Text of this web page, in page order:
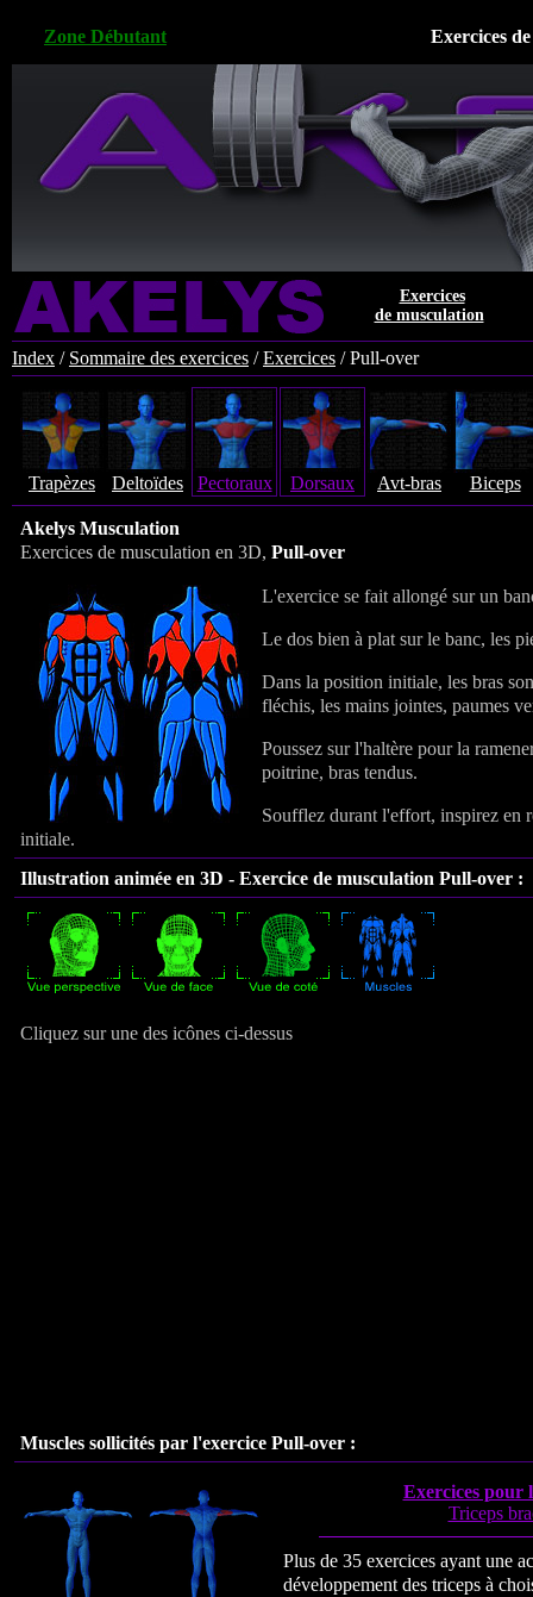
Zone Débutant Exercices
Exercices
de musculation
Index / Sommaire des exercices /Exercices /Pull-over
Trapèzes Deltoïdes Pectoraux Dorsaux Avt-bras Biceps
Akelys Musculation
Exercices de musculation en 3D, Pull-over
L'exercice se fait allongé sur un
Le dos bien à plat sur le banc, les
Dans la position initiale, les bras
fléchis, les mains jointes, paumes
Poussez sur l'haltère pour la
poitrine, bras tendus.
Soufflez durant l'effort, inspirez en
initiale.
Illustration animée en 3D - Exercice de musculation Pull-over :
Cliquez sur une des icônes ci-dessus
Muscles sollicités par l'exercice Pull-over :
Exercices pour
Triceps
Plus de 35 exercices ayant une
développement des triceps à